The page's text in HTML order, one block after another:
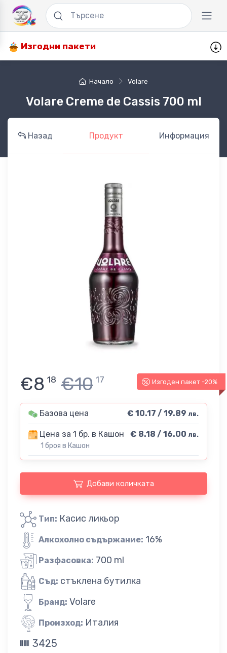
Изгодни пакети
Начало Volare
Volare Creme de Cassis 700 ml
Назад Продукт Информация
Изгоден пакет -20%
€8 18 €10 17
Базова цена € 10.17 / 19.89 лв.
Цена за 1 бр. в Кашон
1 броя в Кашон
€ 8.18 / 16.00 лв.
Добави количката
Тип: Касис ликьор
Алкохолно съдържание: 16%
Разфасовка: 700 ml
Съд: стъклена бутилка
Бранд: Volare
Произход: Италия
3425